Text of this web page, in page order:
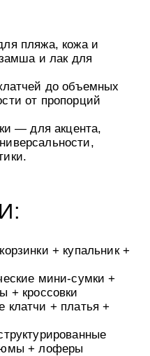
пляжа, кожа и
и лак для
до объемных
от пропорций
— для акцента,
+ купальник +
мини-сумки +
+ кроссовки
+ платья +
+ лоферы